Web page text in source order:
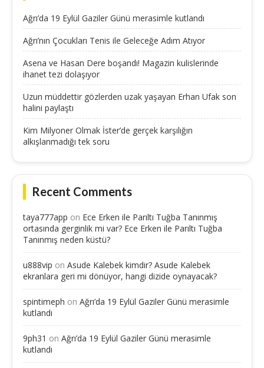
Ağrı’da 19 Eylül Gaziler Günü merasimle kutlandı
Ağrı’nın Çocukları Tenis ile Geleceğe Adım Atıyor
Asena ve Hasan Dere boşandı! Magazin kulislerinde
ihanet tezi dolaşıyor
Uzun müddettir gözlerden uzak yaşayan Erhan Ufak son
halini paylaştı
Kim Milyoner Olmak İster’de gerçek karşılığın
alkışlanmadığı tek soru
Recent Comments
taya777app on Ece Erken ile Parıltı Tuğba Tanınmış
ortasında gerginlik mi var? Ece Erken ile Parıltı Tuğba
Tanınmış neden küstü?
u888vip on Asude Kalebek kimdir? Asude Kalebek
ekranlara geri mi dönüyor, hangi dizide oynayacak?
spintimeph on Ağrı’da 19 Eylül Gaziler Günü merasimle
kutlandı
9ph31 on Ağrı’da 19 Eylül Gaziler Günü merasimle
kutlandı